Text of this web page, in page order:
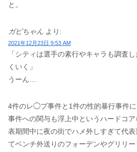
と。
ガビちゃん より:
2021年12月23日 9:53 AM
「シティは選手の素行やキャラも調査
くいく」
うーん…
4件のレ◯プ事件と1件の性的暴行事件
事件への関与も浮上中というハードコ
表期間中に夜の街でハメ外しすぎて代
てベンチ外送りのフォーデンやグリリー